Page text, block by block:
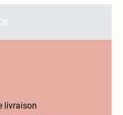
livraison